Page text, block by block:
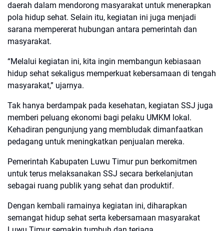
daerah dalam mendorong masyarakat untuk menerapkan
pola hidup sehat. Selain itu, kegiatan ini juga menjadi
sarana mempererat hubungan antara pemerintah dan
masyarakat.
“Melalui kegiatan ini, kita ingin membangun kebiasaan
hidup sehat sekaligus memperkuat kebersamaan di tengah
masyarakat,” ujarnya.
Tak hanya berdampak pada kesehatan, kegiatan SSJ juga
memberi peluang ekonomi bagi pelaku UMKM lokal.
Kehadiran pengunjung yang membludak dimanfaatkan
pedagang untuk meningkatkan penjualan mereka.
Pemerintah Kabupaten Luwu Timur pun berkomitmen
untuk terus melaksanakan SSJ secara berkelanjutan
sebagai ruang publik yang sehat dan produktif.
Dengan kembali ramainya kegiatan ini, diharapkan
semangat hidup sehat serta kebersamaan masyarakat